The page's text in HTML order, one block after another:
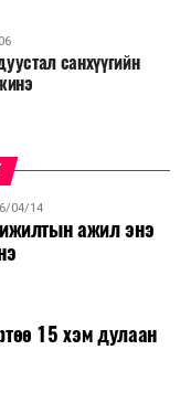
санхүүгийн
04/14
ажил энэ
15 хэм дулаан